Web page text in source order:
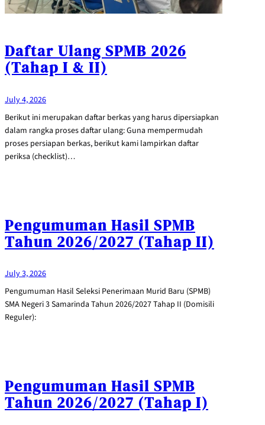
Daftar Ulang SPMB 2026
(Tahap I & II)
July 4, 2026
Berikut ini merupakan daftar berkas yang harus dipersiapkan
dalam rangka proses daftar ulang: Guna mempermudah
proses persiapan berkas, berikut kami lampirkan daftar
periksa (checklist)…
Pengumuman Hasil SPMB
Tahun 2026/2027 (Tahap II)
July 3, 2026
Pengumuman Hasil Seleksi Penerimaan Murid Baru (SPMB)
SMA Negeri 3 Samarinda Tahun 2026/2027 Tahap II (Domisili
Reguler):
Pengumuman Hasil SPMB
Tahun 2026/2027 (Tahap I)